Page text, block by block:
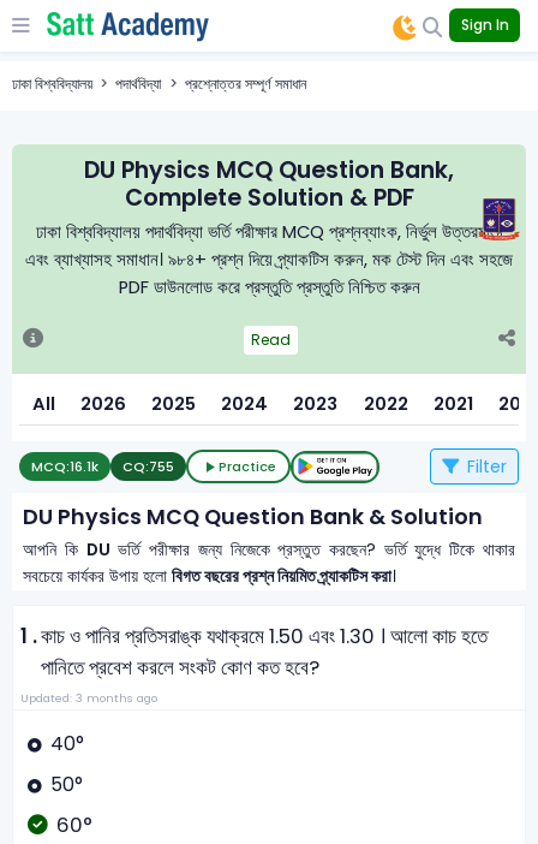
Sign In
ঢাকা বিশ্ববিদ্যালয় পদার্থবিদ্যা প্রশ্নোত্তর সম্পূর্ণ সমাধান
DU Physics MCQ Question Bank,
Complete Solution & PDF
ঢাকা বিশ্ববিদ্যালয় পদার্থবিদ্যা ভর্তি পরীক্ষার MCQ প্রশ্নব্যাংক, নির্ভুল উত্তরমালা
এবং ব্যাখ্যাসহ সমাধান। ৯৮৪+ প্রশ্ন দিয়ে প্র্যাকটিস করুন, মক টেস্ট দিন এবং সহজে
PDF ডাউনলোড করে প্রস্তুতি প্রস্তুতি নিশ্চিত করুন
Read
All 2026 2025 2024 2023 2022 2021
MCQ:16.1k CQ:755 Practice Filter
DU Physics MCQ Question Bank & Solution
আপনি কি DU ভর্তি পরীক্ষার জন্য নিজেকে প্রস্তুত করছেন? ভর্তি যুদ্ধে টিকে থাকার
সবচেয়ে কার্যকর উপায় হলোবিগত বছরের প্রশ্ন নিয়মিত প্র্যাকটিস করা।
1 .কাচ ও পানির প্রতিসরাঙ্ক যথাক্রমে 1.50 এবং 1.30 । আলো কাচ হতে
পানিতে প্রবেশ করলে সংকট কোণ কত হবে?
Updated: 3 months ago
40°
50°
60°